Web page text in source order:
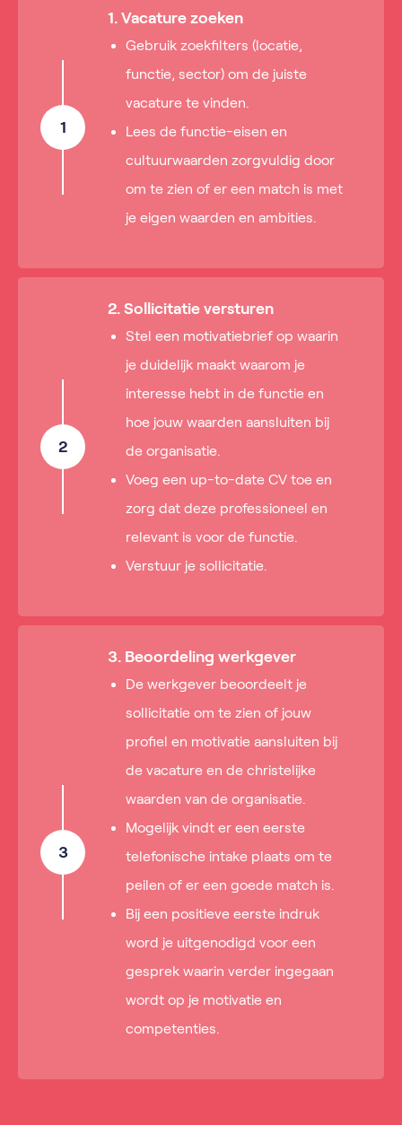
1
1. Vacature zoeken
Gebruik zoekfilters (locatie,
functie, sector) om de juiste
vacature te vinden.
Lees de functie-eisen en
cultuurwaarden zorgvuldig door
om te zien of er een match is met
je eigen waarden en ambities.
2
2. Sollicitatie versturen
Stel een motivatiebrief op waarin
je duidelijk maakt waarom je
interesse hebt in de functie en
hoe jouw waarden aansluiten bij
de organisatie.
Voeg een up-to-date CV toe en
zorg dat deze professioneel en
relevant is voor de functie.
Verstuur je sollicitatie.
3
3. Beoordeling werkgever
De werkgever beoordeelt je
sollicitatie om te zien of jouw
profiel en motivatie aansluiten bij
de vacature en de christelijke
waarden van de organisatie.
Mogelijk vindt er een eerste
telefonische intake plaats om te
peilen of er een goede match is.
Bij een positieve eerste indruk
word je uitgenodigd voor een
gesprek waarin verder ingegaan
wordt op je motivatie en
competenties.